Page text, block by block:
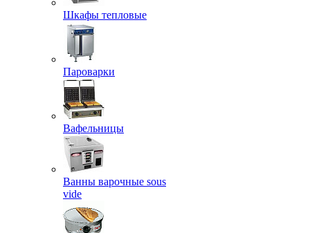
Шкафы тепловые
Пароварки
Вафельницы
Ванны варочные sous
vide